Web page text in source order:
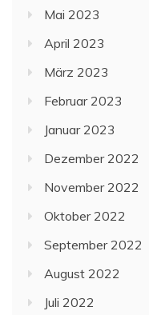
Mai 2023
April 2023
März 2023
Februar 2023
Januar 2023
Dezember 2022
November 2022
Oktober 2022
September 2022
August 2022
Juli 2022